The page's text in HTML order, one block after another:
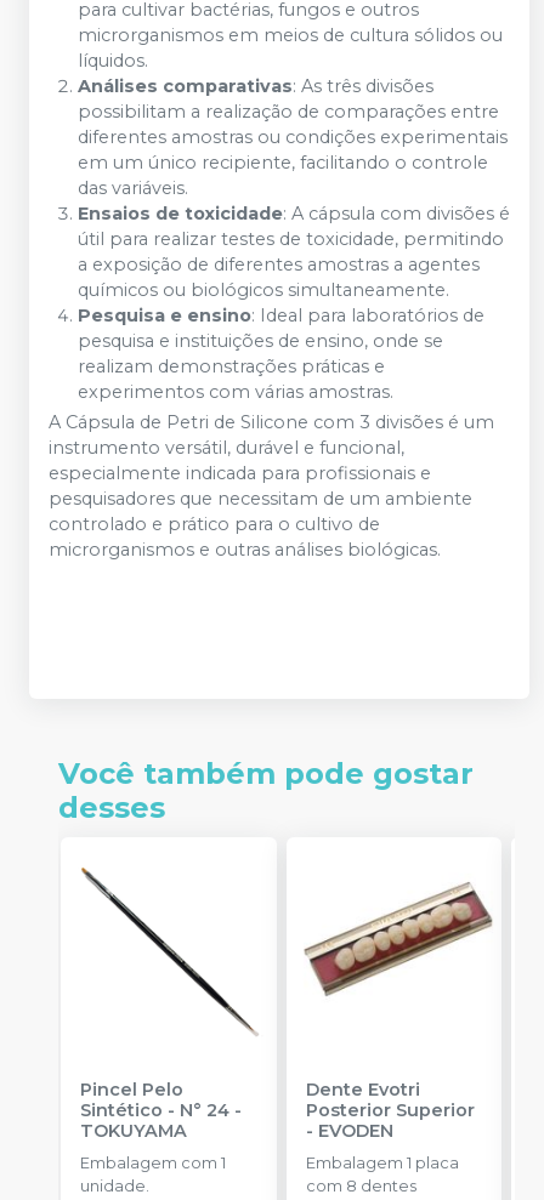
para cultivar bactérias, fungos e outros
microrganismos em meios de cultura sólidos ou
líquidos.
Análises comparativas: As três divisões
possibilitam a realização de comparações entre
diferentes amostras ou condições experimentais
em um único recipiente, facilitando o controle
das variáveis.
Ensaios de toxicidade: A cápsula com divisões é
útil para realizar testes de toxicidade, permitindo
a exposição de diferentes amostras a agentes
químicos ou biológicos simultaneamente.
Pesquisa e ensino: Ideal para laboratórios de
pesquisa e instituições de ensino, onde se
realizam demonstrações práticas e
experimentos com várias amostras.
A Cápsula de Petri de Silicone com 3 divisões é um
instrumento versátil, durável e funcional,
especialmente indicada para profissionais e
pesquisadores que necessitam de um ambiente
controlado e prático para o cultivo de
microrganismos e outras análises biológicas.
Você também pode gostar
desses
Pincel Pelo
Sintético - N° 24 -
TOKUYAMA
Embalagem com 1
unidade.
Dente Evotri
Posterior Superior
- EVODEN
Embalagem 1 placa
com 8 dentes